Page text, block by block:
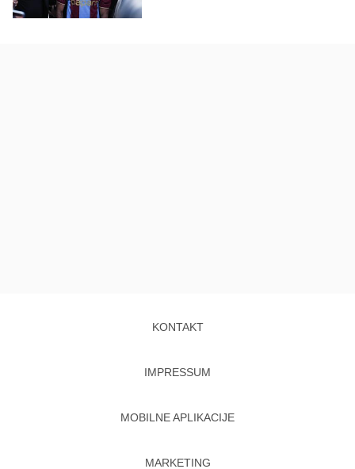
KONTAKT
IMPRESSUM
MOBILNE APLIKACIJE
MARKETING